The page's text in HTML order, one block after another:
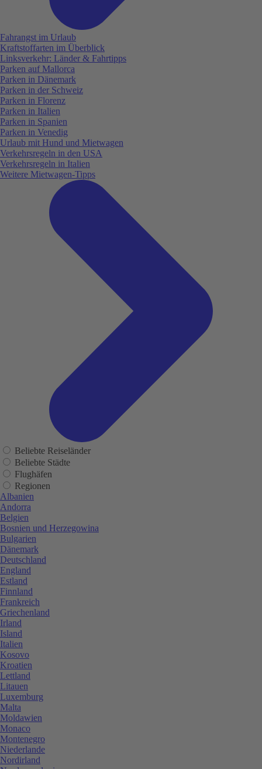
Fahrangst im Urlaub
Kraftstoffarten im Überblick
Linksverkehr: Länder & Fahrtipps
Parken auf Mallorca
Parken in Dänemark
Parken in der Schweiz
Parken in Florenz
Parken in Italien
Parken in Spanien
Parken in Venedig
Urlaub mit Hund und Mietwagen
Verkehrsregeln in den USA
Verkehrsregeln in Italien
Weitere Mietwagen-Tipps
Beliebte Reiseländer
Beliebte Städte
Flughäfen
Regionen
Albanien
Andorra
Belgien
Bosnien und Herzegowina
Bulgarien
Dänemark
Deutschland
England
Estland
Finnland
Frankreich
Griechenland
Irland
Island
Italien
Kosovo
Kroatien
Lettland
Litauen
Luxemburg
Malta
Moldawien
Monaco
Montenegro
Niederlande
Nordirland